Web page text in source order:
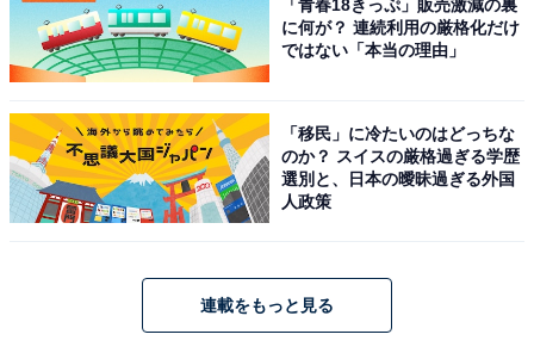
8位はPwC。全社員を対象にデジタルスキルの向上を目
えた社内教育を展開。仮想アバターを利用したバーチャ
ル入社式や仮想空間内でのイベントなど、社員同士のつ
ながり向上にも最新デジタル技術を活かす施策を実施し
「青春18きっぷ」販売激減の裏
に何が？ 連続利用の厳格化だけ
ではない「本当の理由」
「移民」に冷たいのはどっちな
のか？ スイスの厳格過ぎる学歴
選別と、日本の曖昧過ぎる外国
人政策
連載をもっと見る